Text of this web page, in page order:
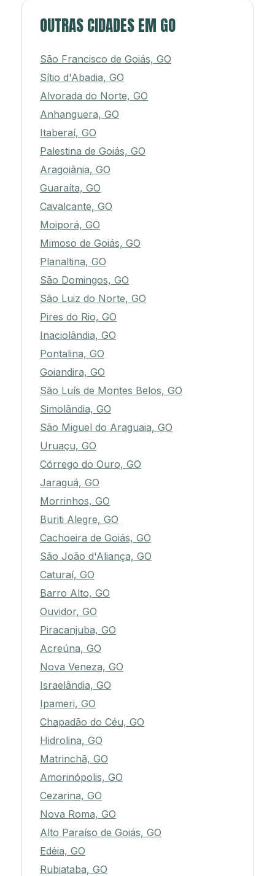
OUTRAS CIDADES EM GO
São Francisco de Goiás, GO
Sítio d'Abadia, GO
Alvorada do Norte, GO
Anhanguera, GO
Itaberaí, GO
Palestina de Goiás, GO
Aragoiânia, GO
Guaraíta, GO
Cavalcante, GO
Moiporá, GO
Mimoso de Goiás, GO
Planaltina, GO
São Domingos, GO
São Luiz do Norte, GO
Pires do Rio, GO
Inaciolândia, GO
Pontalina, GO
Goiandira, GO
São Luís de Montes Belos, GO
Simolândia, GO
São Miguel do Araguaia, GO
Uruaçu, GO
Córrego do Ouro, GO
Jaraguá, GO
Morrinhos, GO
Buriti Alegre, GO
Cachoeira de Goiás, GO
São João d'Aliança, GO
Caturaí, GO
Barro Alto, GO
Ouvidor, GO
Piracanjuba, GO
Acreúna, GO
Nova Veneza, GO
Israelândia, GO
Ipameri, GO
Chapadão do Céu, GO
Hidrolina, GO
Matrinchã, GO
Amorinópolis, GO
Cezarina, GO
Nova Roma, GO
Alto Paraíso de Goiás, GO
Edéia, GO
Rubiataba, GO